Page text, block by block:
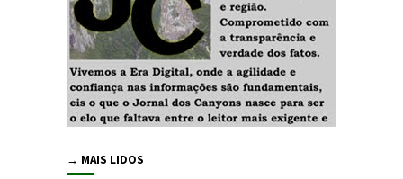
→ MAIS LIDOS